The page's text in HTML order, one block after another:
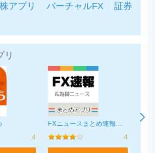
株アプリ バーチャルFX
証券
リ
4
FXニュースまとめ速報アプリ
4
FX